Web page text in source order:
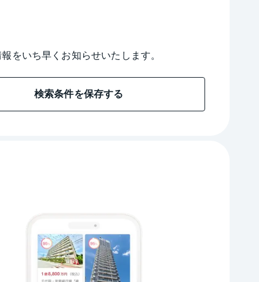
をいち早くお知らせいたします。
検索条件を保存する